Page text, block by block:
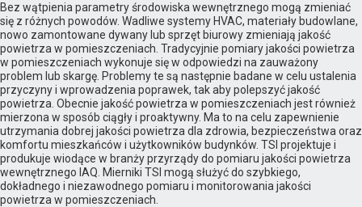
Bez wątpienia parametry środowiska wewnętrznego mogą zmieniać
się z różnych powodów. Wadliwe systemy HVAC, materiały budowlane,
nowo zamontowane dywany lub sprzęt biurowy zmieniają jakość
powietrza w pomieszczeniach. Tradycyjnie pomiary jakości powietrza
w pomieszczeniach wykonuje się w odpowiedzi na zauważony
problem lub skargę. Problemy te są następnie badane w celu ustalenia
przyczyny i wprowadzenia poprawek, tak aby polepszyć jakość
powietrza. Obecnie jakość powietrza w pomieszczeniach jest również
mierzona w sposób ciągły i proaktywny. Ma to na celu zapewnienie
utrzymania dobrej jakości powietrza dla zdrowia, bezpieczeństwa oraz
komfortu mieszkańców i użytkowników budynków. TSI projektuje i
produkuje wiodące w branży przyrządy do pomiaru jakości powietrza
wewnętrznego IAQ. Mierniki TSI mogą służyć do szybkiego,
dokładnego i niezawodnego pomiaru i monitorowania jakości
powietrza w pomieszczeniach.